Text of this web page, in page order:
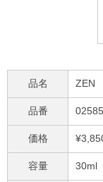
品名 ZEN
品番 02585
価格
容量 30ml